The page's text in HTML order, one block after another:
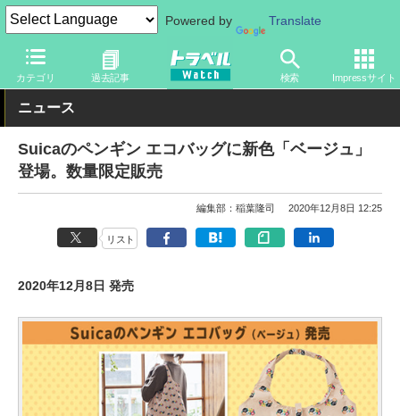
Powered by Translate
カテゴリ 過去記事 検索 Impressサイト
トラベル Watch 旅のアイテム 旅行グッズ バッグ
ニュース
Suicaのペンギン エコバッグに新色「ベージュ」
登場。数量限定販売
編集部：稲葉隆司 2020年12月8日 12:25
リスト
2020年12月8日 発売